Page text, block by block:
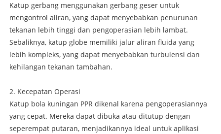
Katup gerbang menggunakan gerbang geser untuk
mengontrol aliran, yang dapat menyebabkan penurunan
tekanan lebih tinggi dan pengoperasian lebih lambat.
Sebaliknya, katup globe memiliki jalur aliran fluida yang
lebih kompleks, yang dapat menyebabkan turbulensi dan
kehilangan tekanan tambahan.
2. Kecepatan Operasi
Katup bola kuningan PPR dikenal karena pengoperasiannya
yang cepat. Mereka dapat dibuka atau ditutup dengan
seperempat putaran, menjadikannya ideal untuk aplikasi